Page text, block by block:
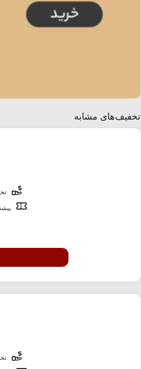
تخفیف‌های مشابه